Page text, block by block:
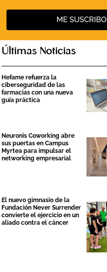
ME SUSCRIBO
Últimas Noticias
Hefame refuerza la
ciberseguridad de las
farmacias con una nueva
guía práctica
Neuronis Coworking abre
sus puertas en Campus
Myrtea para impulsar el
networking empresarial
El nuevo gimnasio de la
Fundación Never Surrender
convierte el ejercicio en un
aliado contra el cáncer